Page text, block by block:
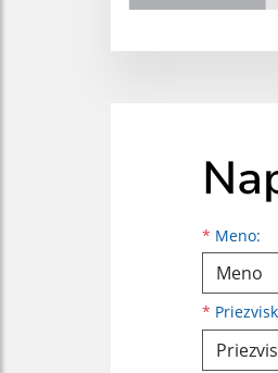
* Meno:
Meno
*
Priezvisko
E-